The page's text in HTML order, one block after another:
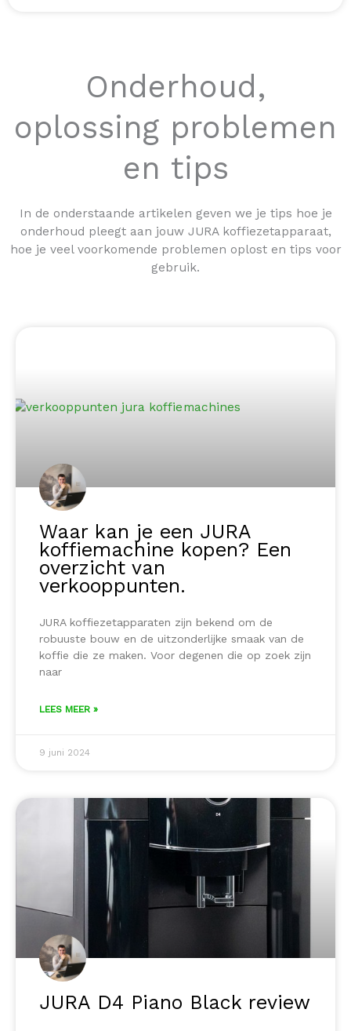
Onderhoud,
oplossing problemen
en tips
In de onderstaande artikelen geven we je tips hoe je
onderhoud pleegt aan jouw JURA koffiezetapparaat,
hoe je veel voorkomende problemen oplost en tips voor
gebruik.
Waar kan je een JURA
koffiemachine kopen? Een
overzicht van
verkooppunten.
JURA koffiezetapparaten zijn bekend om de
robuuste bouw en de uitzonderlijke smaak van de
koffie die ze maken. Voor degenen die op zoek zijn
naar
LEES MEER »
9 juni 2024
JURA D4 Piano Black review